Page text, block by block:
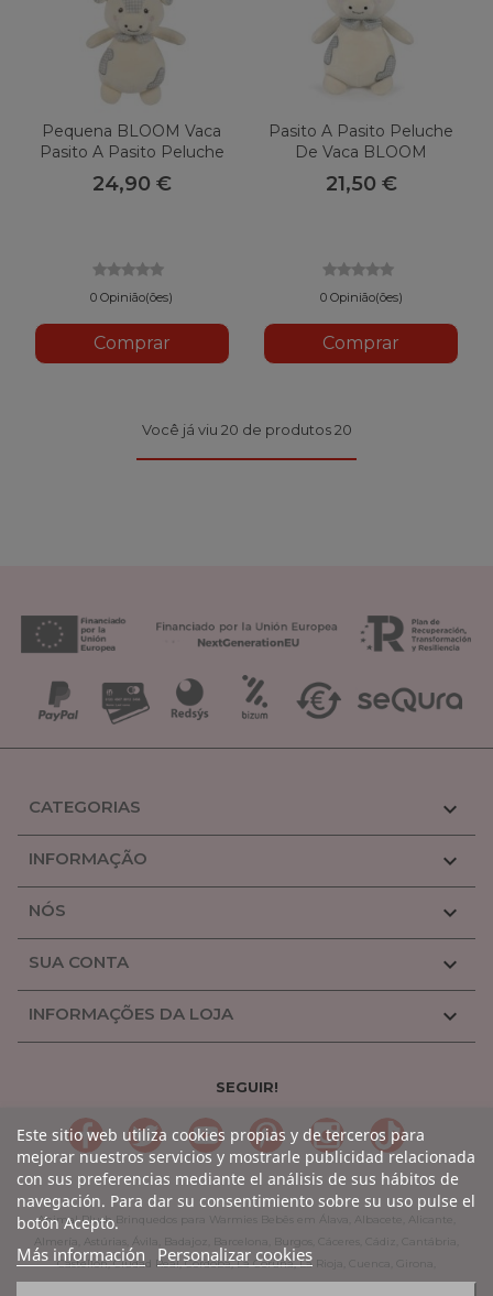
Pequena BLOOM Vaca
Pasito A Pasito Peluche
Musical
24,90 €
0 Opinião(ões)
Comprar
Pasito A Pasito Peluche
De Vaca BLOOM
Pequena
21,50 €
0 Opinião(ões)
Comprar
Você já viu 20 de produtos 20
CATEGORIAS 
INFORMAÇÃO 
NÓS 
SUA CONTA 
INFORMAÇÕES DA LOJA 
SEGUIR!
LinkedInGorjeio YouTubePinterestLinkedinTikTok
Este sitio web utiliza cookies propias y de terceros para
mejorar nuestros servicios y mostrarle publicidad relacionada
con sus preferencias mediante el análisis de sus hábitos de
navegación. Para dar su consentimiento sobre su uso pulse el
botón Acepto.
Más información Personalizar cookies
Animal Plush Brinquedos para Warmies Bebês em Álava, Albacete, Alicante,
Almería, Astúrias, Ávila, Badajoz, Barcelona, Burgos, Cáceres, Cádiz, Cantábria,
Castellón, Ciudad Real, Córdoba, La Coruña, La Rioja, Cuenca, Girona,
Granada, Guadalajara, Guipúzcoa, Huelva, Huesca, Jaen, León, Lleida, Lugo,